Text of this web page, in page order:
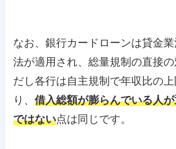
なお、銀行カードローンは貸金
法が適用され、総量規制の直接
だし各行は自主規制で年収比の
り、借入総額が膨らんでいる人
ではない点は同じです。